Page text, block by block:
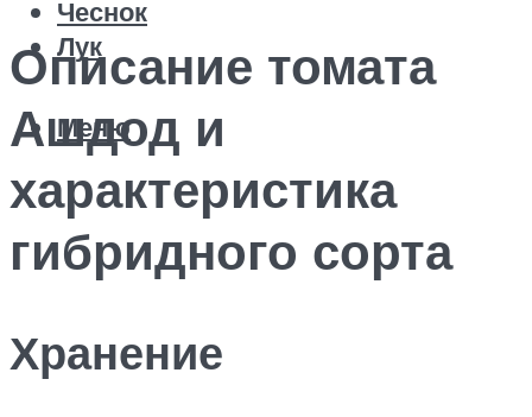
Чеснок
Лук
Меню
Описание томата
Ашдод и
характеристика
гибридного сорта
Хранение